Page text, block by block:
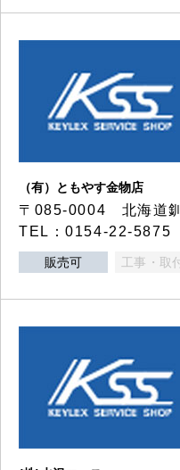
（有）ともやす金物店
〒085-0004 北海道
TEL：0154-22-5875
販売可 工事・取